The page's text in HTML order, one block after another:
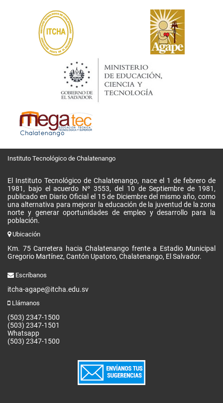
Instituto Tecnológico de Chalatenango
El Instituto Tecnológico de Chalatenango, nace el 1 de febrero de
1981, bajo el acuerdo Nº 3553, del 10 de Septiembre de 1981,
publicado en Diario Oficial el 15 de Diciembre del mismo año, como
una alternativa para mejorar la educación de la juventud de la zona
norte y generar oportunidades de empleo y desarrollo para la
población.
Ubicación
Km. 75 Carretera hacia Chalatenango frente a Estadio Municipal
Gregorio Martínez, Cantón Upatoro, Chalatenango, El Salvador.
Escríbanos
itcha-agape@itcha.edu.sv
Llámanos
(503) 2347-1500
(503) 2347-1501
Whatsapp
(503) 2347-1500